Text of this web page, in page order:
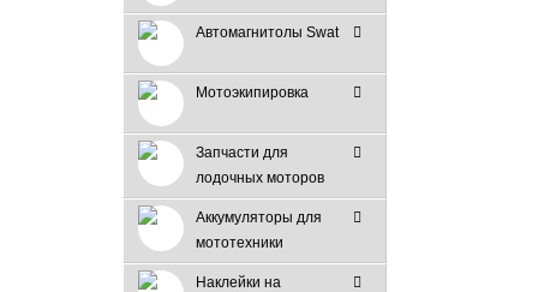
Автомагнитолы Swat
Мотоэкипировка
Запчасти для
лодочных моторов
Аккумуляторы для
мототехники
Наклейки на